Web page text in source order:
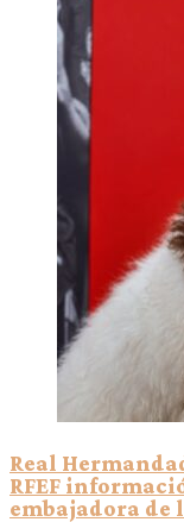
Real
RFEF
embajadora de